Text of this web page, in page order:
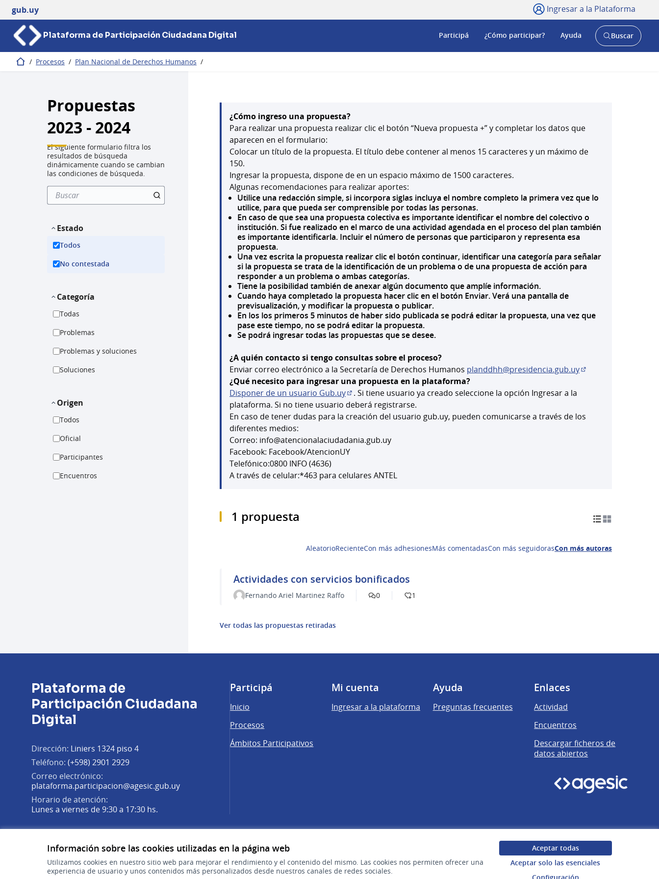
Información sobre las cookies utilizadas en la página web
Utilizamos cookies en nuestro sitio web para mejorar el rendimiento y el contenido del mismo. Las cookies nos permiten ofrecer una
experiencia de usuario y unos contenidos más personalizados desde nuestros canales de redes sociales.
Aceptar todas
Aceptar solo las esenciales
gub.uy Ingresar a la Plataforma
Plataforma de Participación Ciudadana Digital Participá ¿Cómo participar? Ayuda
AbrirBuscar
Inicio / Procesos / Plan Nacional de Derechos Humanos /
Propuestas
2023 - 2024
El siguiente formulario filtra los
resultados de búsqueda
dinámicamente cuando se cambian
las condiciones de búsqueda.
Estado
Todos
No contestada
Categoría
Todas
Problemas
Problemas y soluciones
Soluciones
Origen
Todos
Oficial
Participantes
Encuentros
¿Cómo ingreso una propuesta?
Para realizar una propuesta realizar clic el botón “Nueva propuesta +” y completar los datos que
aparecen en el formulario:
Colocar un título de la propuesta. El título debe contener al menos 15 caracteres y un máximo de
150.
Ingresar la propuesta, dispone de en un espacio máximo de 1500 caracteres.
Algunas recomendaciones para realizar aportes:
Utilice una redacción simple, si incorpora siglas incluya el nombre completo la primera vez que lo
utilice, para que pueda ser comprensible por todas las personas.
En caso de que sea una propuesta colectiva es importante identificar el nombre del colectivo o
institución. Si fue realizado en el marco de una actividad agendada en el proceso del plan también
es importante identificarla. Incluir el número de personas que participaron y representa esa
propuesta.
Una vez escrita la propuesta realizar clic el botón continuar, identificar una categoría para señalar
si la propuesta se trata de la identificación de un problema o de una propuesta de acción para
responder a un problema o ambas categorías.
Tiene la posibilidad también de anexar algún documento que amplíe información.
Cuando haya completado la propuesta hacer clic en el botón Enviar. Verá una pantalla de
previsualización, y modificar la propuesta o publicar.
En los los primeros 5 minutos de haber sido publicada se podrá editar la propuesta, una vez que
pase este tiempo, no se podrá editar la propuesta.
Se podrá ingresar todas las propuestas que se desee.
¿A quién contacto si tengo consultas sobre el proceso?
Enviar correo electrónico a la Secretaría de Derechos Humanos planddhh@presidencia.gub.uy
¿Qué necesito para ingresar una propuesta en la plataforma?
Disponer de un usuario Gub.uy
(Abrir en una pestaña nueva)
. Si tiene usuario ya creado seleccione la opción Ingresar a la
plataforma. Si no tiene usuario deberá registrarse.
En caso de tener dudas para la creación del usuario gub.uy, pueden comunicarse a través de los
diferentes medios:
Correo: info@atencionalaciudadania.gub.uy
Facebook: Facebook/AtencionUY
Telefónico:0800 INFO (4636)
A través de celular:*463 para celulares ANTEL
1 propuesta
AleatorioRecienteCon más adhesionesMás comentadasCon más seguidorasCon más autoras
Actividades con servicios bonificados
Fernando Ariel Martinez Raffo 0 1
Ver todas las propuestas retiradas
Plataforma de
Participación Ciudadana
Digital
Dirección: Liniers 1324 piso 4
Teléfono: (+598) 2901 2929
Correo electrónico:
plataforma.participacion@agesic.gub.uy(Abrir en una pestaña nueva)
Horario de atención:
Lunes a viernes de 9:30 a 17:30 hs.
(Enlace externo)
(Enlace externo)
(Enlace externo)
Participá
Inicio
Procesos
Ámbitos Participativos
Mi cuenta
Ingresar a la plataforma
Ayuda
Preguntas frecuentes
Enlaces
Actividad
Encuentros
Descargar ficheros de
datos abiertos